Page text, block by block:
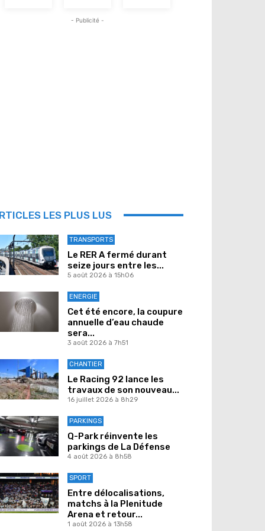
- Publicité -
LES PLUS LUS
TRANSPORTS
Le RER A fermé durant
seize jours entre les...
5 août 2026 à 15h06
ENERGIE
Cet été encore, la coupure
annuelle d’eau chaude
sera...
3 août 2026 à 7h51
CHANTIER
Le Racing 92 lance les
travaux de son nouveau...
16 juillet 2026 à 8h29
PARKINGS
Q-Park réinvente les
parkings de La Défense
4 août 2026 à 8h58
SPORT
Entre délocalisations,
matchs à la Plenitude
Arena et retour...
1 août 2026 à 13h58